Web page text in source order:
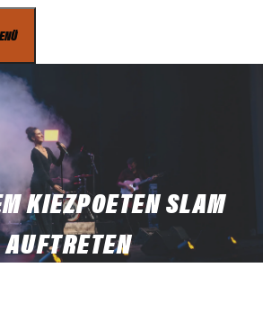
KIEZPOETEN SLAM
AUFTRETEN